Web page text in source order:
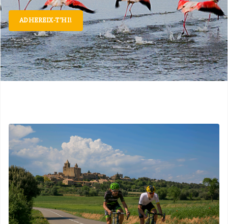
ADHEREIX-T’HI!